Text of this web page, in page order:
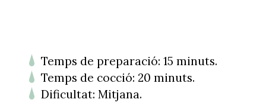
Temps de preparació: 15 minuts.
Temps de cocció: 20 minuts.
Dificultat: Mitjana.